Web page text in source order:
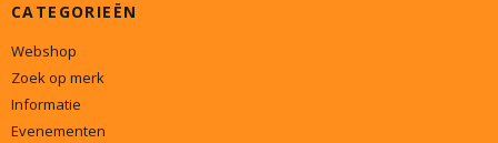
CATEGORIEËN
Webshop
Zoek op merk
Informatie
Evenementen